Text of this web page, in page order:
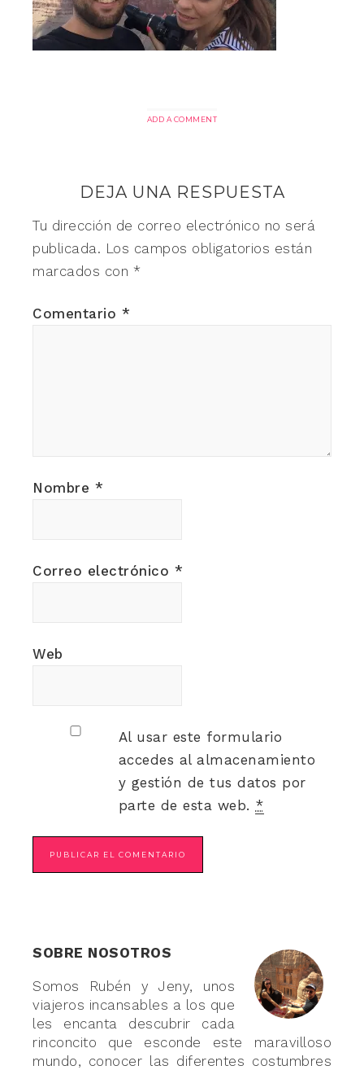
ADD A COMMENT
DEJA UNA RESPUESTA
Tu dirección de correo electrónico no será
publicada. Los campos obligatorios están
marcados con *
Comentario *
Nombre *
Correo electrónico *
Web
Al usar este formulario
accedes al almacenamiento
y gestión de tus datos por
parte de esta web. *
SOBRE NOSOTROS
Somos Rubén y Jeny, unos
viajeros incansables a los que
les encanta descubrir cada
rinconcito que esconde este maravilloso
mundo, conocer las diferentes costumbres